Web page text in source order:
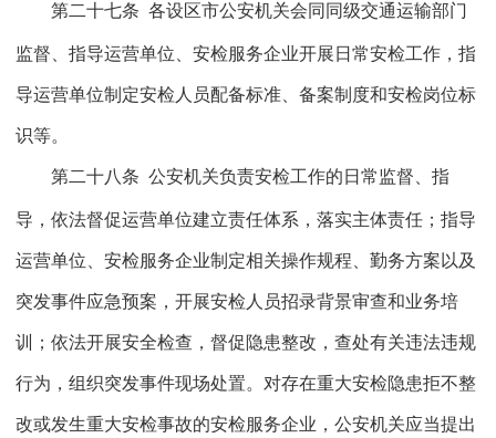
第二十七条 各设区市公安机关会同同级交通运输部门
监督、指导运营单位、安检服务企业开展日常安检工作，指
导运营单位制定安检人员配备标准、备案制度和安检岗位标
识等。
第二十八条 公安机关负责安检工作的日常监督、指
导，依法督促运营单位建立责任体系，落实主体责任；指导
运营单位、安检服务企业制定相关操作规程、勤务方案以及
突发事件应急预案，开展安检人员招录背景审查和业务培
训；依法开展安全检查，督促隐患整改，查处有关违法违规
行为，组织突发事件现场处置。对存在重大安检隐患拒不整
改或发生重大安检事故的安检服务企业，公安机关应当提出